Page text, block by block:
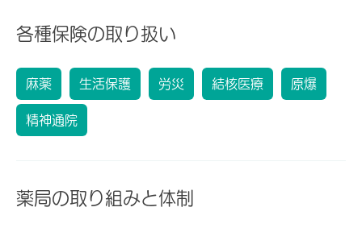
各種保険の取り扱い
麻薬 生活保護 労災 結核医療 原爆
精神通院
薬局の取り組みと体制